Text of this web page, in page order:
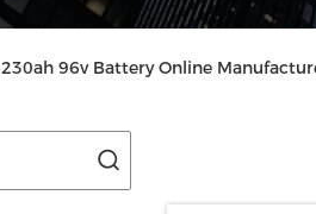
230ah 96v Battery Online